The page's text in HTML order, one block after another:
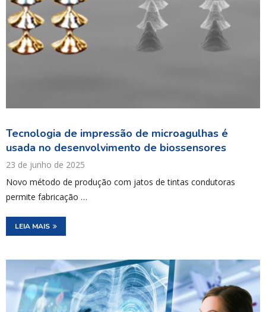
Tecnologia de impressão de microagulhas é
usada no desenvolvimento de biossensores
23 de junho de 2025
Novo método de produção com jatos de tintas condutoras
permite fabricação …
LEIA MAIS